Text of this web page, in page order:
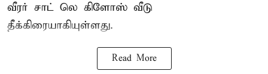
வீரர் சாட் லெ கிளோஸ் வீடு
தீக்கிரையாகியுள்ளது.
Read More